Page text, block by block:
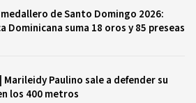
de Santo Domingo 2026:
Dominicana suma 18 oros y 85 preseas
| Marileidy Paulino sale a defender su
los 400 metros